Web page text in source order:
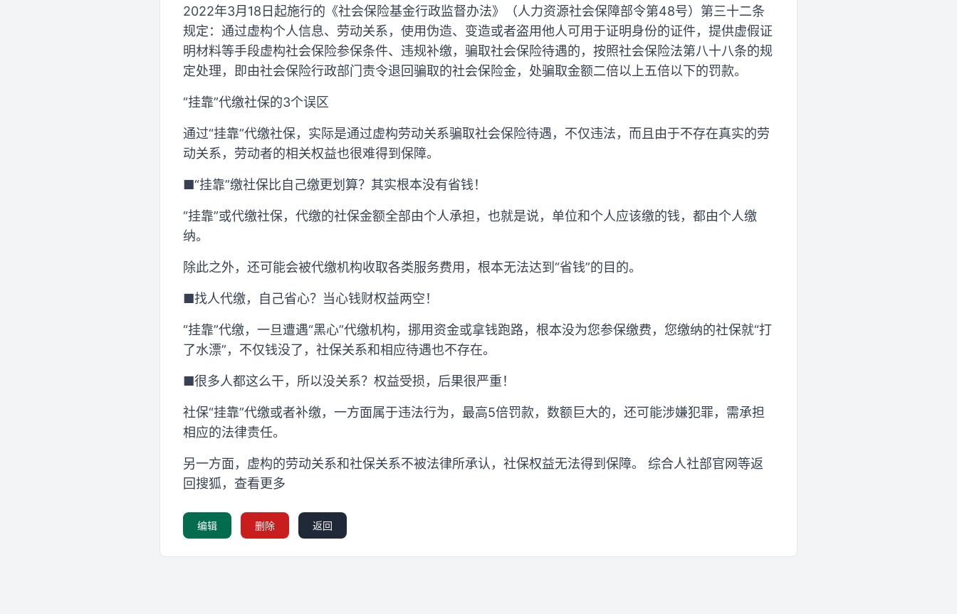
2022年3月18日起施行的《社会保险基金行政监督办法》（人力资源社会保障部令第48号）第三十二条
规定：通过虚构个人信息、劳动关系，使用伪造、变造或者盗用他人可用于证明身份的证件，提供虚假证
明材料等手段虚构社会保险参保条件、违规补缴，骗取社会保险待遇的，按照社会保险法第八十八条的规
定处理，即由社会保险行政部门责令退回骗取的社会保险金，处骗取金额二倍以上五倍以下的罚款。
“挂靠”代缴社保的3个误区
通过“挂靠”代缴社保，实际是通过虚构劳动关系骗取社会保险待遇，不仅违法，而且由于不存在真实的劳
动关系，劳动者的相关权益也很难得到保障。
■“挂靠”缴社保比自己缴更划算？其实根本没有省钱！
“挂靠”或代缴社保，代缴的社保金额全部由个人承担，也就是说，单位和个人应该缴的钱，都由个人缴
纳。
除此之外，还可能会被代缴机构收取各类服务费用，根本无法达到“省钱”的目的。
■找人代缴，自己省心？当心钱财权益两空！
“挂靠”代缴，一旦遭遇“黑心”代缴机构，挪用资金或拿钱跑路，根本没为您参保缴费，您缴纳的社保就“打
了水漂”，不仅钱没了，社保关系和相应待遇也不存在。
■很多人都这么干，所以没关系？权益受损，后果很严重！
社保“挂靠”代缴或者补缴，一方面属于违法行为，最高5倍罚款，数额巨大的，还可能涉嫌犯罪，需承担
相应的法律责任。
另一方面，虚构的劳动关系和社保关系不被法律所承认，社保权益无法得到保障。 综合人社部官网等返
回搜狐，查看更多
编辑 删除 返回